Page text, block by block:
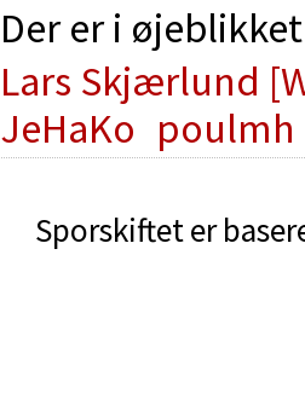
Der er i
Lars Skjærlund
JeHaKo poulmh
Sporskiftet er